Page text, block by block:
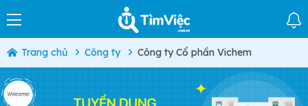
Trang chủ Công ty Công ty Cổ phần Vichem